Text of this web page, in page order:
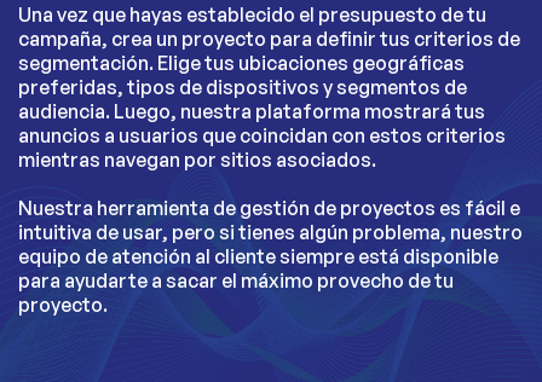
Una vez que hayas establecido el presupuesto de tu
campaña, crea un proyecto para definir tus criterios de
segmentación. Elige tus ubicaciones geográficas
preferidas, tipos de dispositivos y segmentos de
audiencia. Luego, nuestra plataforma mostrará tus
anuncios a usuarios que coincidan con estos criterios
mientras navegan por sitios asociados.
Nuestra herramienta de gestión de proyectos es fácil e
intuitiva de usar, pero si tienes algún problema, nuestro
equipo de atención al cliente siempre está disponible
para ayudarte a sacar el máximo provecho de tu
proyecto.